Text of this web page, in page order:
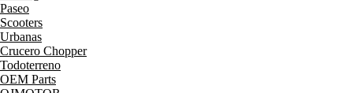
Paseo
Scooters
Urbanas
Crucero Chopper
Todoterreno
OEM Parts